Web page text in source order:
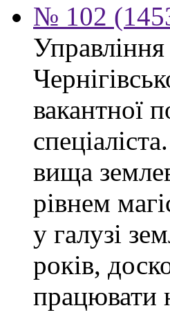
№ 102
вакантної
вища
рівнем
у галузі
років,
працювати